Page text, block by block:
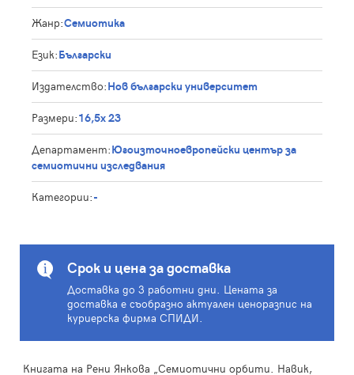
Жанр:Семиотика
Език:Български
Издателство:Нов български университет
Размери:16,5х 23
Департамент:Югоизточноевропейски център за
семиотични изследвания
Категории:-
Срок и цена за доставка
Доставка до 3 работни дни. Цената за
доставка е съобразно актуален ценоразпис на
куриерска фирма СПИДИ.
Книгата на Рени Янкова „Семиотични орбити. Навик,